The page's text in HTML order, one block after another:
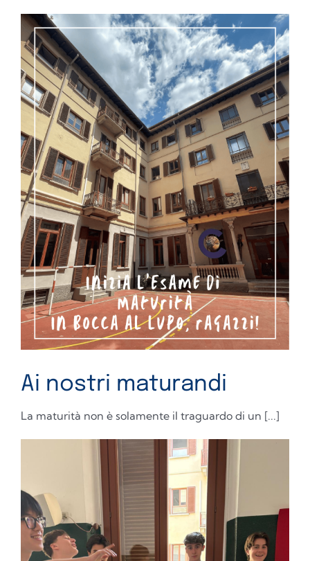
Ai nostri maturandi
La maturità non è solamente il traguardo di un [...]